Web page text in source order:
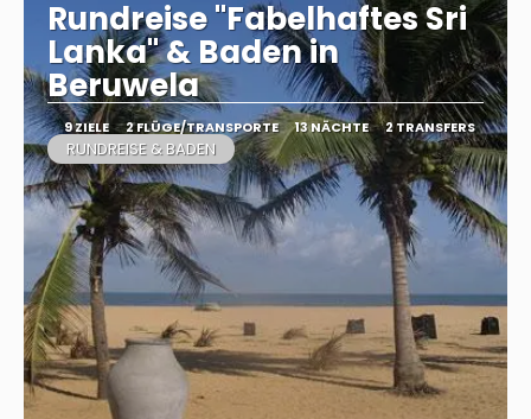
Rundreise "Fabelhaftes Sri
Lanka" & Baden in
Beruwela
9 ZIELE 2 FLÜGE/TRANSPORTE 13 NÄCHTE 2 TRANSFERS
RUNDREISE & BADEN